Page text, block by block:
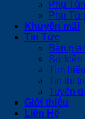
Phụ
Phụ
Khuyến mãi
Tin Tức
Bàn
Sự kiện
Tìm
Tin thị
Tuyển
Giới thiệu
Liên Hệ